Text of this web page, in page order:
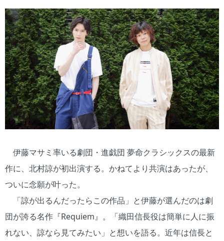
伊藤マサミ率いる劇団・進戯団 夢命クラシックスの最新
作に、北村諒が初出演する。かねてより共演はあったが、
ついに念願が叶った。
「諒が出るんだったらこの作品」と伊藤が選んだのは劇
団が誇る名作『Requiem』。「織田信長役は簡単に人に振
れない、諒なら見てみたい」と想いを語る。近年は信長と